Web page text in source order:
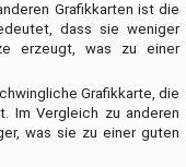
Grafikkarten ist die
dass sie weniger
erzeugt, was zu einer
Grafikkarte, die
Im Vergleich zu anderen
was sie zu einer guten